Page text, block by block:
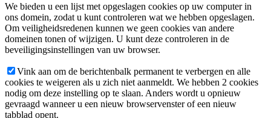
We bieden u een lijst met opgeslagen cookies op uw computer in
ons domein, zodat u kunt controleren wat we hebben opgeslagen.
Om veiligheidsredenen kunnen we geen cookies van andere
domeinen tonen of wijzigen. U kunt deze controleren in de
beveiligingsinstellingen van uw browser.
Vink aan om de berichtenbalk permanent te verbergen en alle
cookies te weigeren als u zich niet aanmeldt. We hebben 2 cookies
nodig om deze instelling op te slaan. Anders wordt u opnieuw
gevraagd wanneer u een nieuw browservenster of een nieuw
tabblad opent.